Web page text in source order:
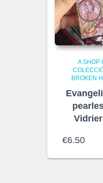
A SHOP
BROKEN
€6.50